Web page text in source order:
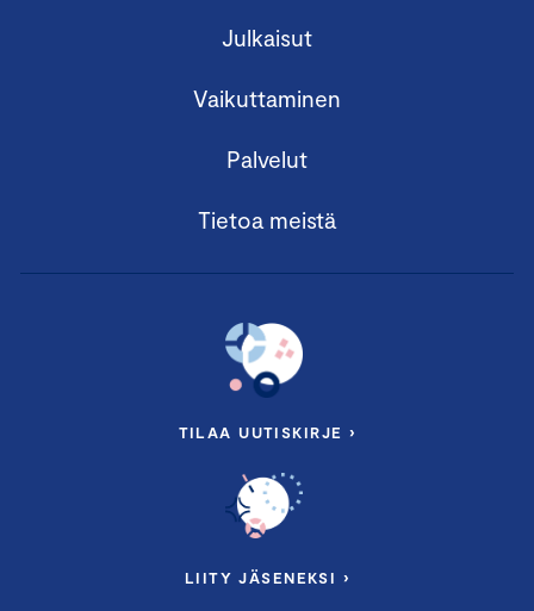
Julkaisut
Vaikuttaminen
Palvelut
Tietoa meistä
TILAA UUTISKIRJE ›
LIITY JÄSENEKSI ›